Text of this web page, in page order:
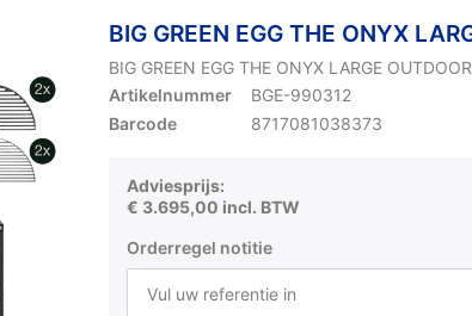
BIG GREEN EGG THE ONYX
BIG GREEN EGG THE ONYX LARGE
Artikelnummer
BGE-990312
Barcode
8717081038373
Adviesprijs:
€ 3.695,00 incl. BTW
Orderregel notitie